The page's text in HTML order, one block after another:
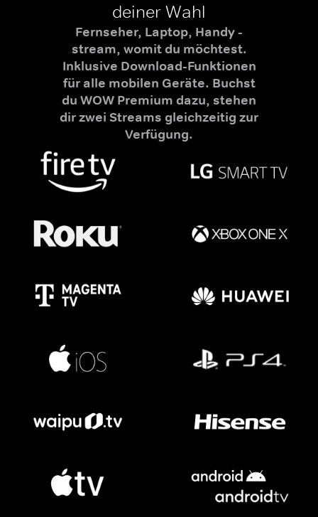
deiner Wahl
Fernseher, Laptop, Handy -
stream, womit du möchtest.
Inklusive Download-Funktionen
für alle mobilen Geräte. Buchst
du WOW Premium dazu, stehen
dir zwei Streams gleichzeitig zur
Verfügung.